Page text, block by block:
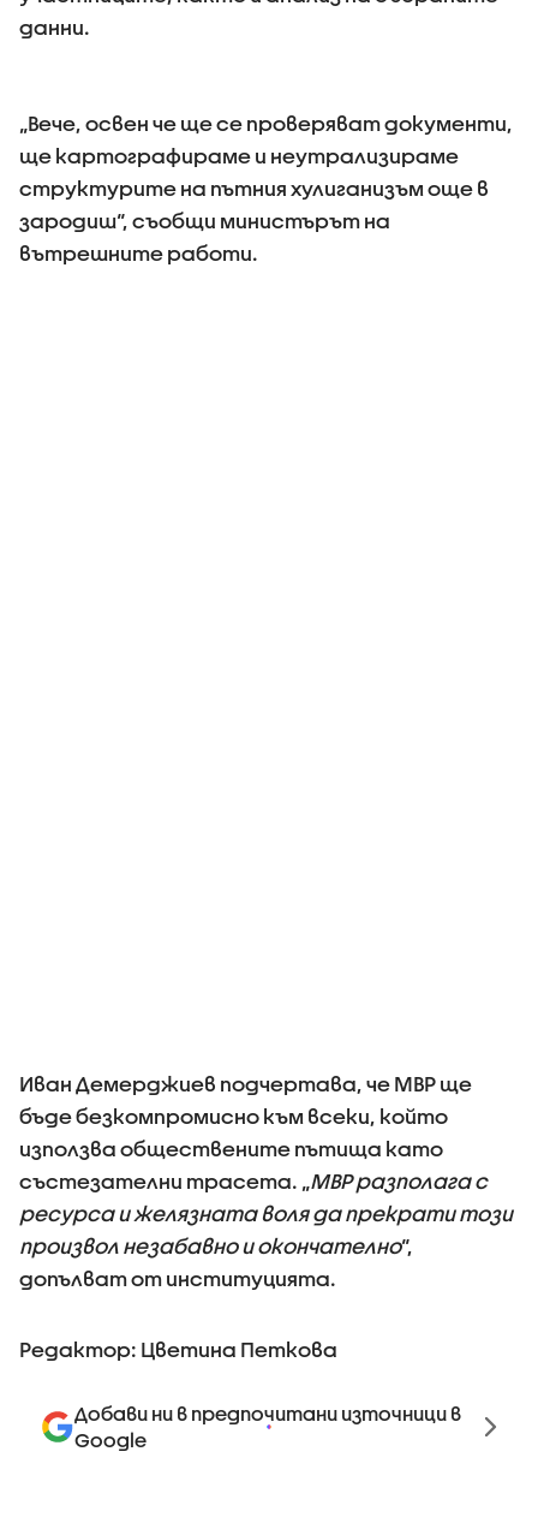
данни.
„Вече, освен че ще се проверяват документи,
ще картографираме и неутрализираме
структурите на пътния хулиганизъм още в
зародиш“, съобщи министърът на
вътрешните работи.
Иван Демерджиев подчертава, че МВР ще
бъде безкомпромисно към всеки, който
използва обществените пътища като
състезателни трасета. „МВР разполага с
ресурса и желязната воля да прекрати този
произвол незабавно и окончателно“,
допълват от институцията.
Редактор: Цветина Петкова
Добави ни в предпочитани източници в
Google